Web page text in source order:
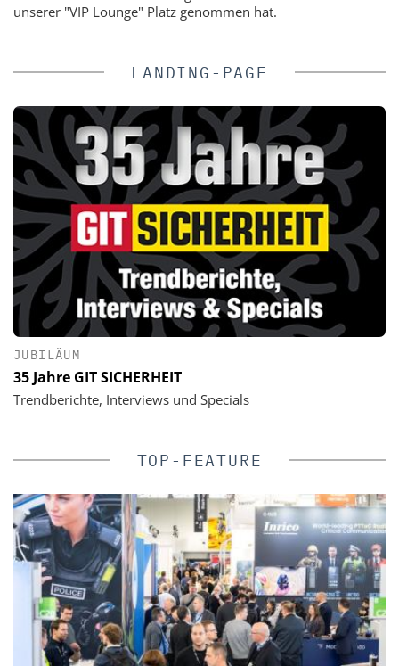
unserer "VIP Lounge" Platz genommen hat.
LANDING-PAGE
JUBILÄUM
35 Jahre GIT SICHERHEIT
Trendberichte, Interviews und Specials
TOP-FEATURE